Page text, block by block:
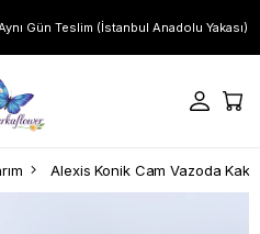
Gün Teslim (İstanbul Anadolu Yakası)
Alexis Konik Cam Vazoda